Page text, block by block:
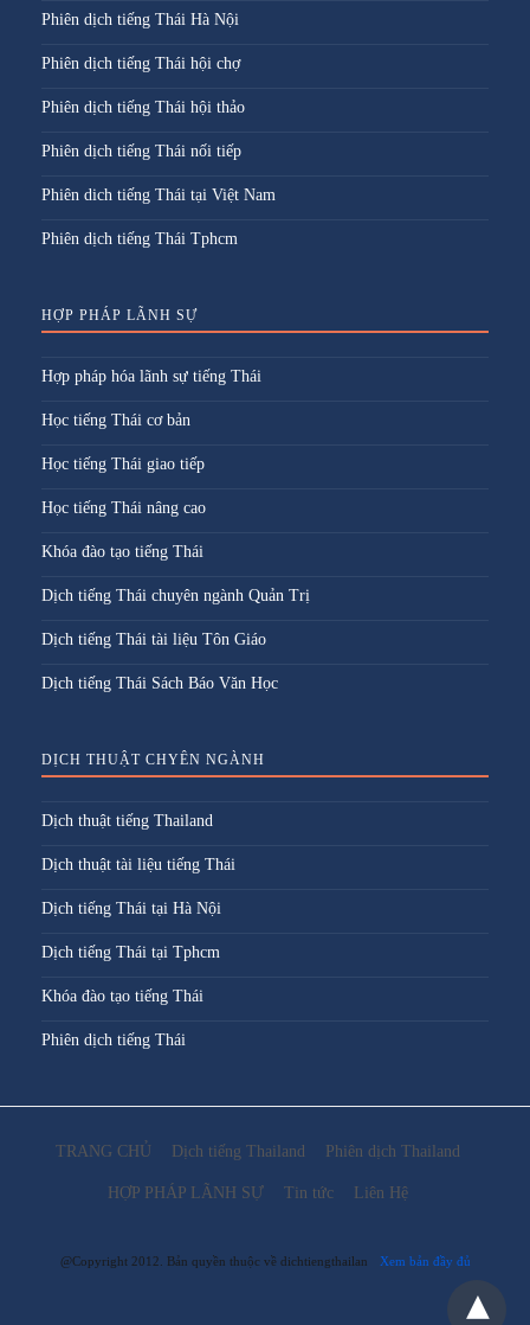
Phiên dịch tiếng Thái Hà Nội
Phiên dịch tiếng Thái hội chợ
Phiên dịch tiếng Thái hội thảo
Phiên dịch tiếng Thái nối tiếp
Phiên dich tiếng Thái tại Việt Nam
Phiên dịch tiếng Thái Tphcm
HỢP PHÁP LÃNH SỰ
Hợp pháp hóa lãnh sự tiếng Thái
Học tiếng Thái cơ bản
Học tiếng Thái giao tiếp
Học tiếng Thái nâng cao
Khóa đào tạo tiếng Thái
Dịch tiếng Thái chuyên ngành Quản Trị
Dịch tiếng Thái tài liệu Tôn Giáo
Dịch tiếng Thái Sách Báo Văn Học
DỊCH THUẬT CHYÊN NGÀNH
Dịch thuật tiếng Thailand
Dịch thuật tài liệu tiếng Thái
Dịch tiếng Thái tại Hà Nội
Dịch tiếng Thái tại Tphcm
Khóa đào tạo tiếng Thái
Phiên dịch tiếng Thái
TRANG CHỦ Dịch tiếng Thailand Phiên dịch Thailand
HỢP PHÁP LÃNH SỰ Tin tức Liên Hệ
@Copyright 2012. Bản quyền thuộc về dichtiengthailan Xem bản đầy đủ